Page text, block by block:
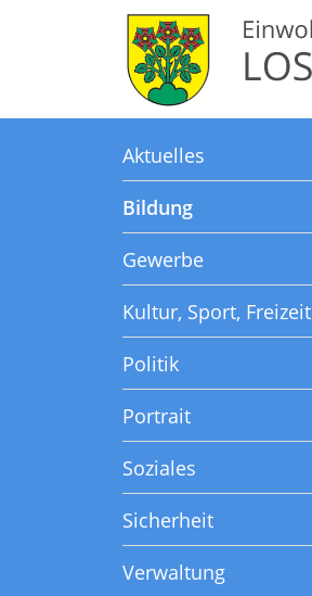
Kopfzeile
Kopfzeile
Aktuelles
Bildung
Gewerbe
Kultur, Sport, Freizeit
Politik
Portrait
Soziales
Sicherheit
Verwaltung